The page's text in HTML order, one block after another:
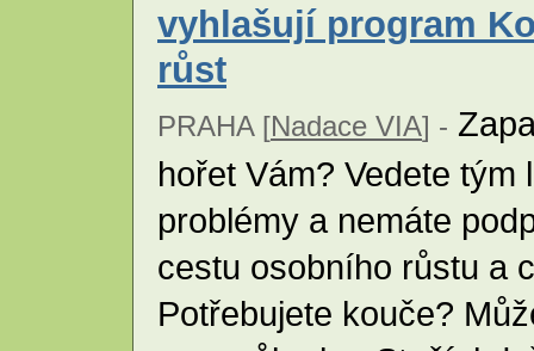
vyhlašují program
růst
PRAHA [Nadace VIA] -
hořet Vám? Vedete tým
problémy a nemáte
cestu osobního růstu a
Potřebujete kouče?